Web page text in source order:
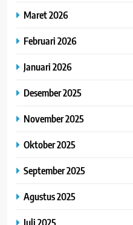
Maret 2026
Februari 2026
Januari 2026
Desember 2025
November 2025
Oktober 2025
September 2025
Agustus 2025